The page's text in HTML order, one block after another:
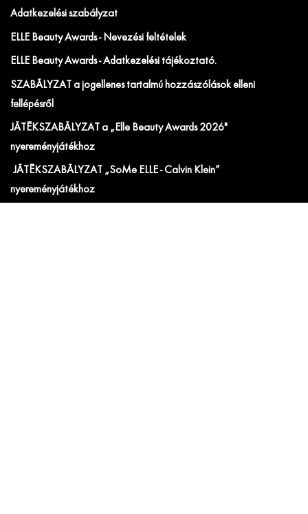
Adatkezelési szabályzat
ELLE Beauty Awards - Nevezési feltételek
ELLE Beauty Awards - Adatkezelési tájékoztató.
SZABÁLYZAT a jogellenes tartalmú hozzászólások elleni
fellépésről
JÁTÉKSZABÁLYZAT a „Elle Beauty Awards 2026"
nyereményjátékhoz
JÁTÉKSZABÁLYZAT „SoMe ELLE - Calvin Klein”
nyereményjátékhoz